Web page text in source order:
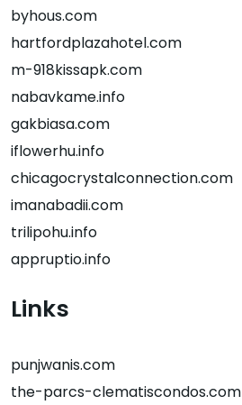
byhous.com
hartfordplazahotel.com
m-918kissapk.com
nabavkame.info
gakbiasa.com
iflowerhu.info
chicagocrystalconnection.com
imanabadii.com
trilipohu.info
appruptio.info
Links
punjwanis.com
the-parcs-clematiscondos.com